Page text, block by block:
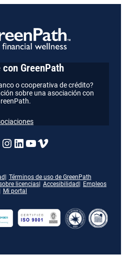
Términos de uso de GreenPath
licencias Accesibilidad
Empleos
Mi portal
a nuestra página de
Enlace a nuestra
Enlace a nuestra
Enlace a nuestra
Vimeo
GreenPath
o cooperativa de crédito?
sobre una asociación con